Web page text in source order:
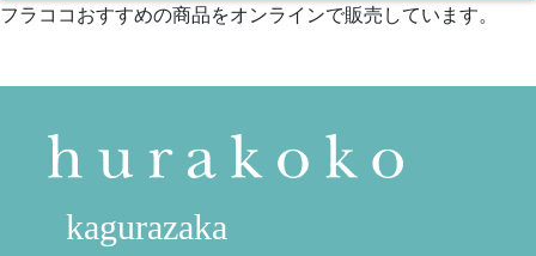
フラココおすすめの商品をオンラインで販売しています。
kagurazaka